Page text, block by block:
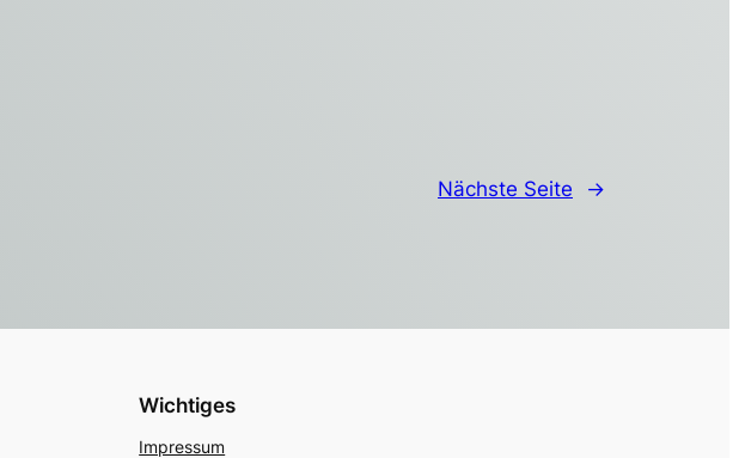
Nächste Seite →
Wichtiges
Impressum